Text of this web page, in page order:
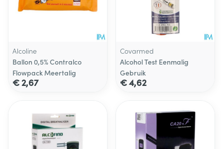
Alcoline
Ballon 0,5% Contralco
Flowpack Meertalig
€ 2,67
Covarmed
Alcohol Test Eenmalig
Gebruik
€ 4,62